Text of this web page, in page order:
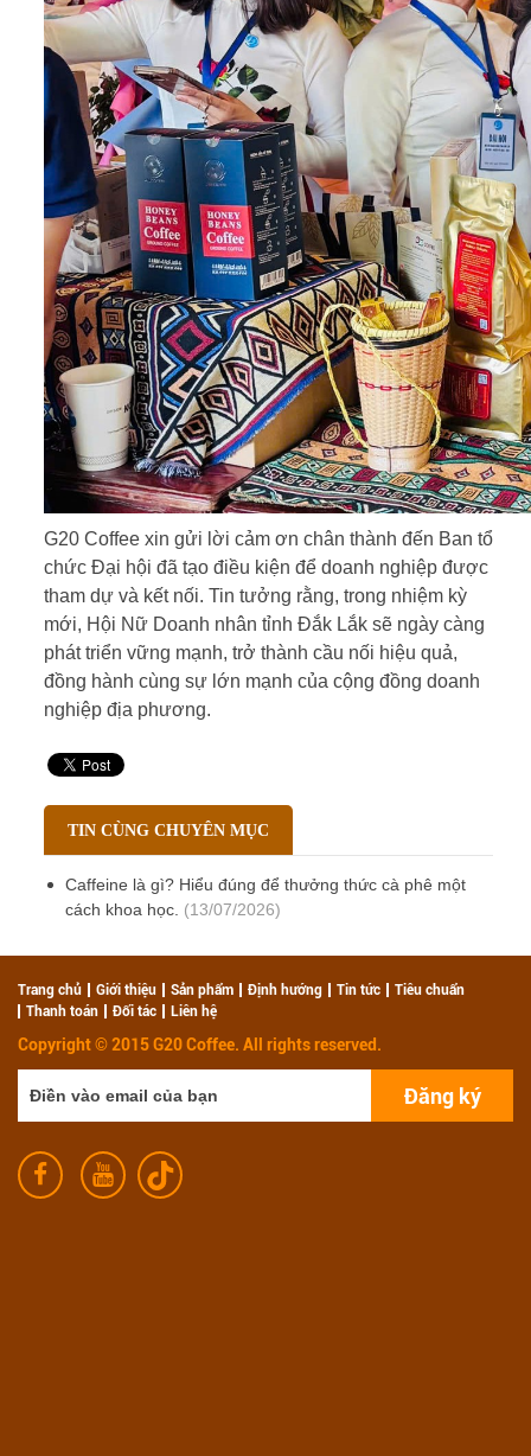
G20 Coffee xin gửi lời cảm ơn chân thành đến Ban tổ
chức Đại hội đã tạo điều kiện để doanh nghiệp được
tham dự và kết nối. Tin tưởng rằng, trong nhiệm kỳ
mới, Hội Nữ Doanh nhân tỉnh Đắk Lắk sẽ ngày càng
phát triển vững mạnh, trở thành cầu nối hiệu quả,
đồng hành cùng sự lớn mạnh của cộng đồng doanh
nghiệp địa phương.
TIN CÙNG CHUYÊN MỤC
Caffeine là gì? Hiểu đúng để thưởng thức cà phê một
cách khoa học. (13/07/2026)
Trang chủ Giới thiệu Sản phẩm Định hướng Tin tức
Tiêu chuẩn
Thanh toán
Đối tác Liên hệ
Copyright © 2015 G20 Coffee. All rights reserved.